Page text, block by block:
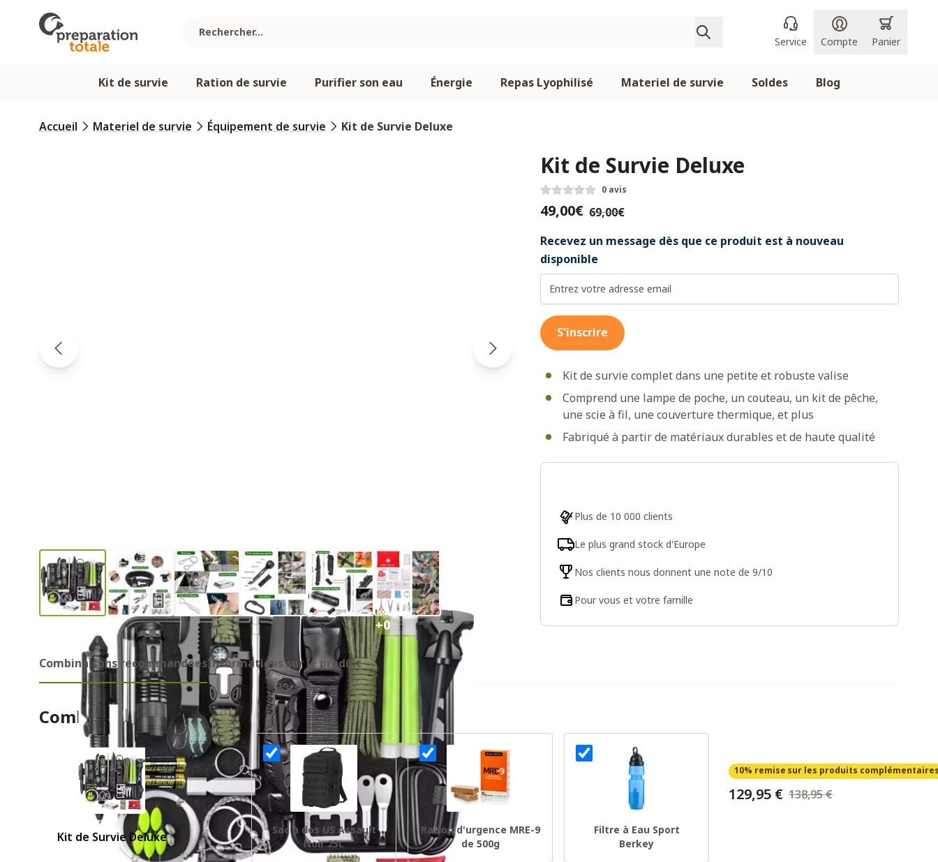
Kit de survie Ration de survie Purifier son eau Énergie Repas Lyophilisé Materiel de survie Soldes Blog
Service Compte Panier
Accueil Materiel de survie Équipement de survie Kit de Survie Deluxe
+0
Kit de Survie Deluxe
0 avis
49,00€ 69,00€
Recevez un message dès que ce produit est à nouveau
disponible
S'inscrire
Kit de survie complet dans une petite et robuste valise
Comprend une lampe de poche, un couteau, un kit de pêche,
une scie à fil, une couverture thermique, et plus
Fabriqué à partir de matériaux durables et de haute qualité
Plus de 10 000 clients
Le plus grand stock d'Europe
Nos clients nous donnent une note de 9/10
Pour vous et votre famille
Combinaisons recommandéesInformations sur le produit
Combinaisons recommandes
Kit de Survie Deluxe
Sac à dos US Assault
Noir 25L
Ration d'urgence MRE-9
de 500g
Filtre à Eau Sport
Berkey
10% remise sur les produits
129,95 € 138,95 €